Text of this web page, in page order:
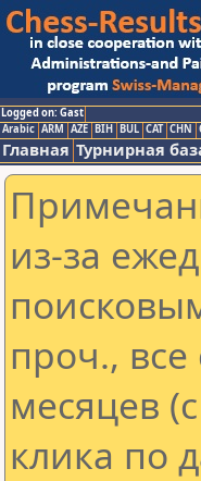
Logged on: Gast
Arabic ARM AZE BIH BUL CAT CHN
Главная Турнирная
из-за
проч.,
месяцев
клика по